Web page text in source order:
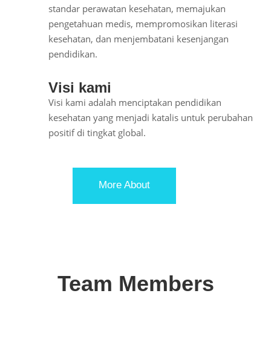
standar perawatan kesehatan, memajukan
pengetahuan medis, mempromosikan literasi
kesehatan, dan menjembatani kesenjangan
pendidikan.
Visi kami
Visi kami adalah menciptakan pendidikan
kesehatan yang menjadi katalis untuk perubahan
positif di tingkat global.
More About
Team Members